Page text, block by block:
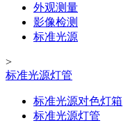
外观测量
影像检测
标准光源
>
标准光源灯管
标准光源对色灯箱
标准光源灯管